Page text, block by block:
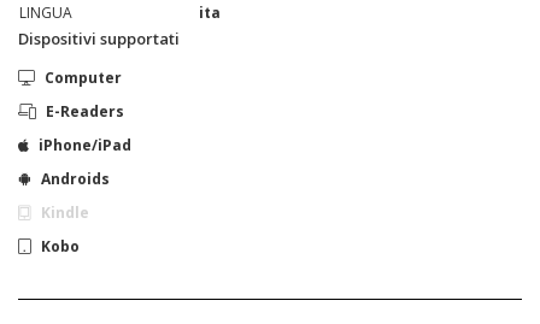
LINGUA
ita
Dispositivi supportati
Computer
E-Readers
iPhone/iPad
Androids
Kindle
Kobo